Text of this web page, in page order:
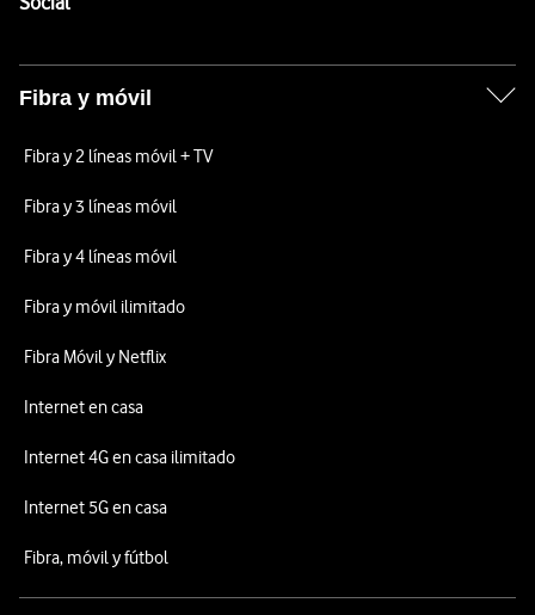
Fibra y móvil
Fibra y 2 líneas móvil + TV
Fibra y 3 líneas móvil
Fibra y 4 líneas móvil
Fibra y móvil ilimitado
Fibra Móvil y Netflix
Internet en casa
Internet 4G en casa ilimitado
Internet 5G en casa
Fibra, móvil y fútbol